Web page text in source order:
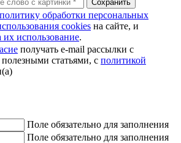
политику обработки персональных
cookies на сайте, и
их использование.
получать e-mail рассылки с
статьями, с политикой
Поле обязательно для заполнения
Поле обязательно для заполнения